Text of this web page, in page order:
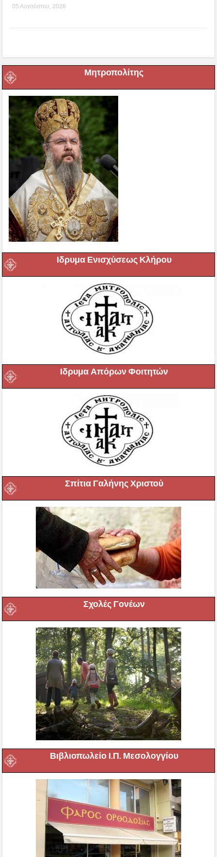
05 Αυγούστου, 2026
Μητροπολίτης
Ιδρυμα Ενισχύσεως Κλήρου
Ιδρυμα Απόρων Φοιτητών
Σπίτια Γαλήνης Χριστού
Σχολές Γονέων
Βιβλιοπωλείο Ι.Π. Μεσολογγίου